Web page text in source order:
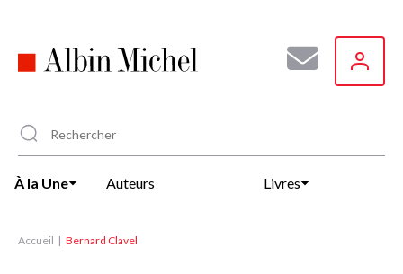
principal
À la Une Auteurs Livres
Accueil Bernard Clavel